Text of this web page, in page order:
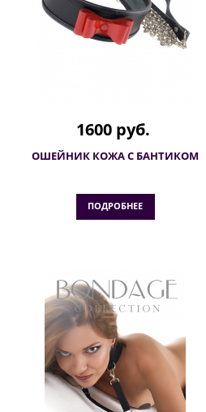
1600 руб.
ОШЕЙНИК КОЖА С БАНТИКОМ
ПОДРОБНЕЕ